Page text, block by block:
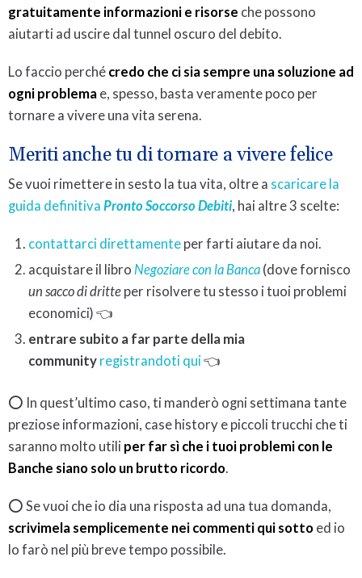
gratuitamente informazioni e risorse che possono
aiutarti ad uscire dal tunnel oscuro del debito.
Lo faccio perché credo che ci sia sempre una soluzione ad
ogni problema e, spesso, basta veramente poco per
tornare a vivere una vita serena.
Meriti anche tu di tornare a vivere felice
Se vuoi rimettere in sesto la tua vita, oltre a scaricare la
guida definitiva Pronto Soccorso Debiti, hai altre 3 scelte:
contattarci direttamente per farti aiutare da noi.
acquistare il libro Negoziare con la Banca (dove fornisco
un sacco di dritte per risolvere tu stesso i tuoi problemi
economici) 👈
entrare subito a far parte della mia
community registrandoti qui 👈
⭕ In quest’ultimo caso, ti manderò ogni settimana tante
preziose informazioni, case history e piccoli trucchi che ti
saranno molto utili per far sì che i tuoi problemi con le
Banche siano solo un brutto ricordo.
⭕ Se vuoi che io dia una risposta ad una tua domanda,
scrivimela semplicemente nei commenti qui sotto ed io
lo farò nel più breve tempo possibile.